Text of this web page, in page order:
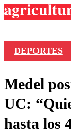
DEPORTES
Medel
UC:
hasta los